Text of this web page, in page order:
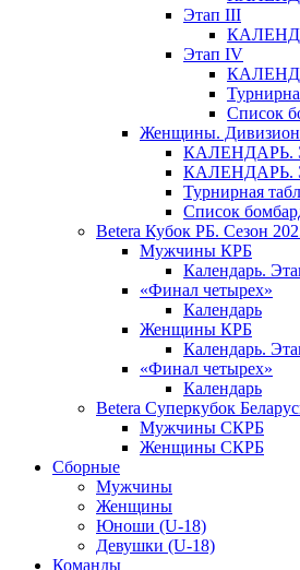
Этап III
Этап IV
Список
Женщины.
КАЛЕНДАРЬ.
КАЛЕНДАРЬ.
Турнирная
Список
Betera Кубок РБ. Сезон
Мужчины КРБ
Календарь.
«Финал четырех»
Календарь
Женщины КРБ
Календарь.
«Финал четырех»
Календарь
Betera Суперкубок
Мужчины СКРБ
Женщины СКРБ
Сборные
Мужчины
Женщины
Юноши (U-18)
Девушки (U-18)
Команды